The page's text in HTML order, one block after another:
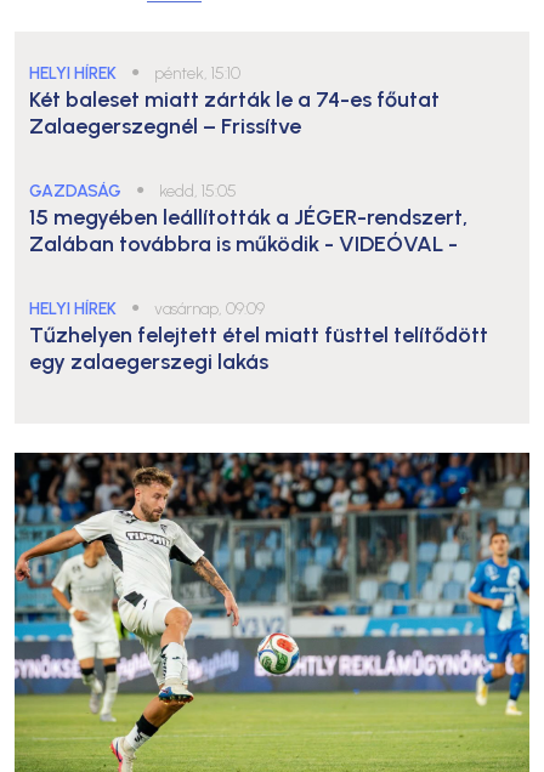
HELYI HÍREK ● péntek, 15:10
Két baleset miatt zárták le a 74-es főutat
Zalaegerszegnél – Frissítve
GAZDASÁG ● kedd, 15:05
15 megyében leállították a JÉGER-rendszert,
Zalában továbbra is működik - VIDEÓVAL -
HELYI HÍREK ● vasárnap, 09:09
Tűzhelyen felejtett étel miatt füsttel telítődött
egy zalaegerszegi lakás